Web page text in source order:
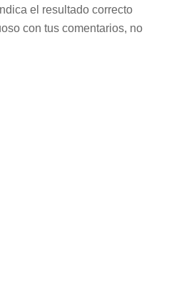
Indica el resultado correcto
con tus comentarios, no